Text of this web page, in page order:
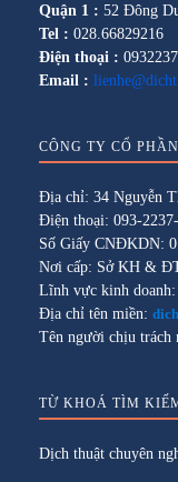
Quận 1 : 52 Đông
Tel : 028.66829216
Điện thoại :
Email :
CÔNG TY CỔ
Địa chỉ: 34 Nguyễn
Điện thoại: 093-
Số Giấy CNĐKDN:
Nơi cấp: Sở KH &
Lĩnh vực kinh
Địa chỉ tên miền:
Tên người chịu trách
TỪ KHOÁ TÌM
Dịch thuật chuyên